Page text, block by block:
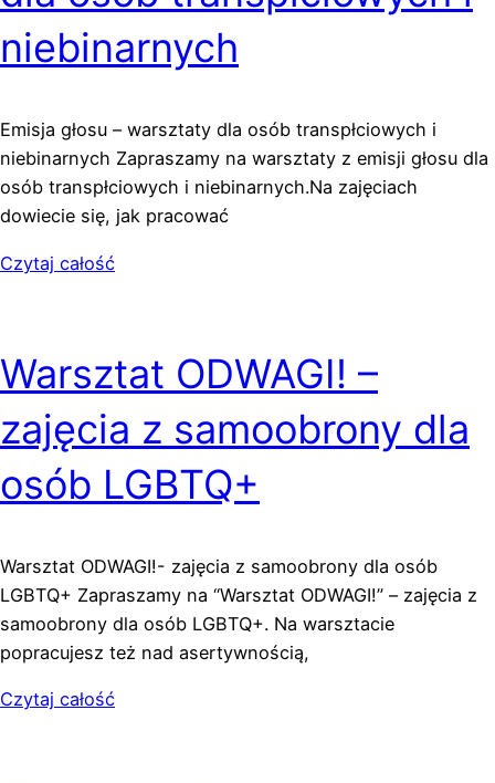
niebinarnych
Emisja głosu – warsztaty dla osób transpłciowych i
niebinarnych Zapraszamy na warsztaty z emisji głosu dla
osób transpłciowych i niebinarnych.Na zajęciach
dowiecie się, jak pracować
Czytaj całość
Warsztat ODWAGI! –
zajęcia z samoobrony dla
osób LGBTQ+
Warsztat ODWAGI!- zajęcia z samoobrony dla osób
LGBTQ+ Zapraszamy na “Warsztat ODWAGI!” – zajęcia z
samoobrony dla osób LGBTQ+. Na warsztacie
popracujesz też nad asertywnością,
Czytaj całość